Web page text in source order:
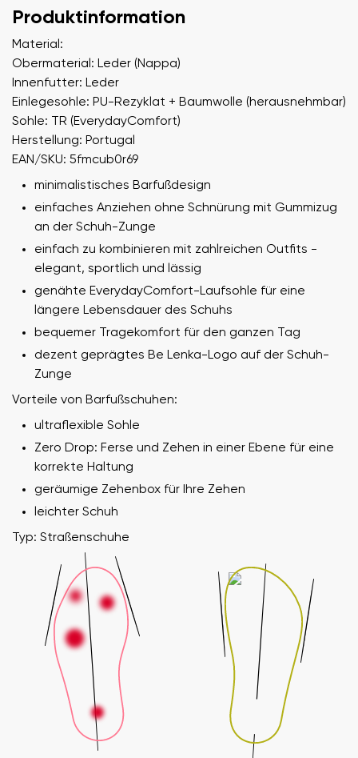
Produktinformation
Material:
Obermaterial: Leder (Nappa)
Innenfutter: Leder
Einlegesohle: PU-Rezyklat + Baumwolle (herausnehmbar)
Sohle: TR (EverydayComfort)
Herstellung: Portugal
EAN/SKU: 5fmcub0r69
minimalistisches Barfußdesign
einfaches Anziehen ohne Schnürung mit Gummizug
an der Schuh-Zunge
einfach zu kombinieren mit zahlreichen Outfits -
elegant, sportlich und lässig
genähte EverydayComfort-Laufsohle für eine
längere Lebensdauer des Schuhs
bequemer Tragekomfort für den ganzen Tag
dezent geprägtes Be Lenka-Logo auf der Schuh-
Zunge
Vorteile von Barfußschuhen:
ultraflexible Sohle
Zero Drop: Ferse und Zehen in einer Ebene für eine
korrekte Haltung
geräumige Zehenbox für Ihre Zehen
leichter Schuh
Typ: Straßenschuhe